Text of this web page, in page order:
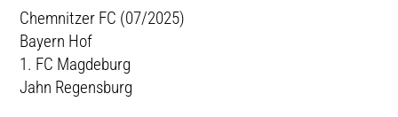
Chemnitzer FC (07/2025)
Bayern Hof
1. FC Magdeburg
Jahn Regensburg